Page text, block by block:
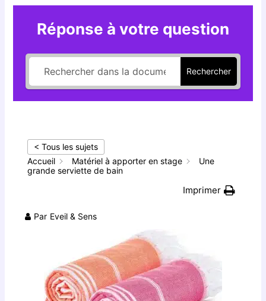
Réponse à votre question
Rechercher
< Tous les sujets
Accueil
Matériel à apporter en stage
Une
grande serviette de bain
Imprimer
Par Eveil & Sens